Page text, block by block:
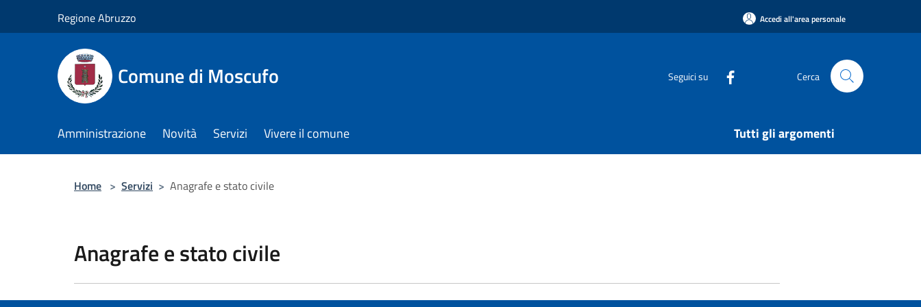
Regione Abruzzo Accedi all'area personale
Comune di Moscufo Seguici su Cerca
Amministrazione Novità Servizi Vivere il comune Tutti gli argomenti
Home > Servizi > Anagrafe e stato civile
Anagrafe e stato civile